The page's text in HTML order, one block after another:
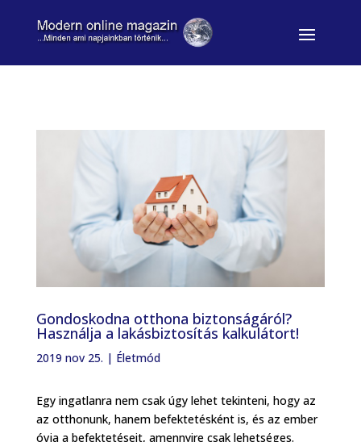
Gondoskodna otthona biztonságáról?
Használja a lakásbiztosítás kalkulátort!
2019 nov 25. | Életmód
Egy ingatlanra nem csak úgy lehet tekinteni, hogy az
az otthonunk, hanem befektetésként is, és az ember
óvja a befektetéseit, amennyire csak lehetséges.